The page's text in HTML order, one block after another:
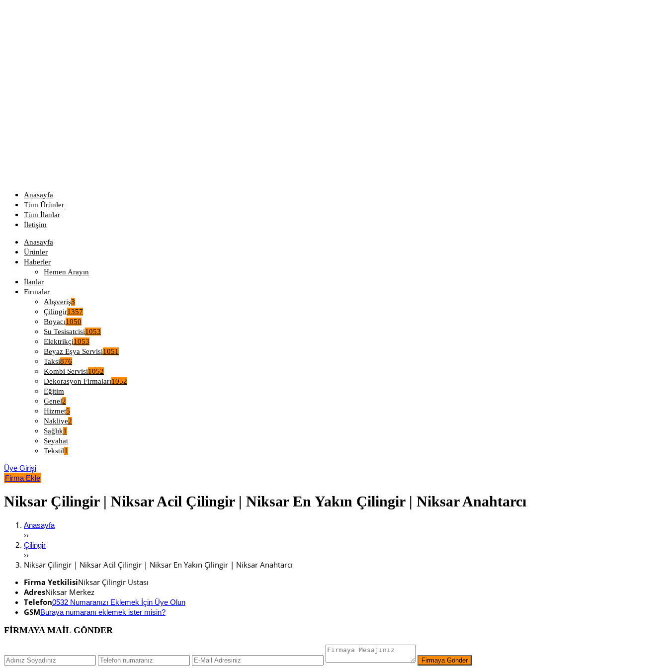
Anasayfa
Tüm Ürünler
Tüm İlanlar
İletişim
Anasayfa
Ürünler
Haberler
Hemen Arayın
İlanlar
Firmalar
Alışveriş3
Çilingir1357
Boyacı1050
Su Tesisatcisi1053
Elektrikçi1053
Beyaz Eşya Servisi1051
Taksi876
Kombi Servisi1052
Dekorasyon Firmaları1052
Eğitim
Genel2
Hizmet5
Nakliye2
Sağlık1
Seyahat
Tekstil1
Üye Girişi
Firma Ekle
Niksar Çilingir | Niksar Acil Çilingir | Niksar En Yakın Çilingir | Niksar Anahtarcı
Anasayfa
››
Çilingir
››
Niksar Çilingir | Niksar Acil Çilingir | Niksar En Yakın Çilingir | Niksar Anahtarcı
Firma YetkilisiNiksar Çilingir Ustası
AdresNiksar Merkez
Telefon0532 Numaranızı Eklemek İçin Üye Olun
GSMBuraya numaranı eklemek ister misin?
FİRMAYA MAİL GÖNDER